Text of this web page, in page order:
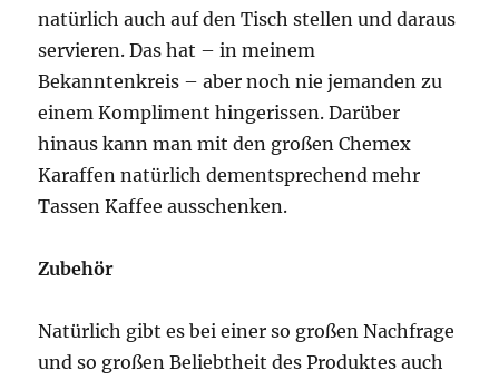
natürlich auch auf den Tisch stellen und daraus
servieren. Das hat – in meinem
Bekanntenkreis – aber noch nie jemanden zu
einem Kompliment hingerissen. Darüber
hinaus kann man mit den großen Chemex
Karaffen natürlich dementsprechend mehr
Tassen Kaffee ausschenken.
Zubehör
Natürlich gibt es bei einer so großen Nachfrage
und so großen Beliebtheit des Produktes auch